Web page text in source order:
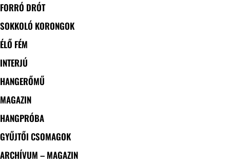
FORRÓ DRÓT
SOKKOLÓ KORONGOK
ÉLŐ FÉM
INTERJÚ
HANGERŐMŰ
MAGAZIN
HANGPRÓBA
GYŰJTŐI CSOMAGOK
ARCHÍVUM – MAGAZIN